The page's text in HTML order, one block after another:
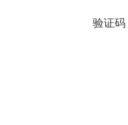
验证码